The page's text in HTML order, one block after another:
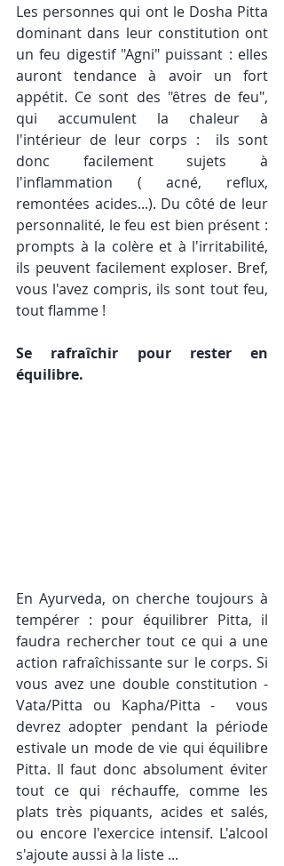
Les personnes qui ont le Dosha Pitta
dominant dans leur constitution ont
un feu digestif "Agni" puissant : elles
auront tendance à avoir un fort
appétit. Ce sont des "êtres de feu",
qui accumulent la chaleur à
l'intérieur de leur corps :  ils sont
donc facilement sujets à
l'inflammation ( acné, reflux,
remontées acides...). Du côté de leur
personnalité, le feu est bien présent :
prompts à la colère et à l'irritabilité,
ils peuvent facilement exploser. Bref,
vous l'avez compris, ils sont tout feu,
tout flamme !
Se rafraîchir pour rester en
équilibre.
En Ayurveda, on cherche toujours à
tempérer : pour équilibrer Pitta, il
faudra rechercher tout ce qui a une
action rafraîchissante sur le corps. Si
vous avez une double constitution -
Vata/Pitta ou Kapha/Pitta -  vous
devrez adopter pendant la période
estivale un mode de vie qui équilibre
Pitta. Il faut donc absolument éviter
tout ce qui réchauffe, comme les
plats très piquants, acides et salés,
ou encore l'exercice intensif. L'alcool
s'ajoute aussi à la liste ...